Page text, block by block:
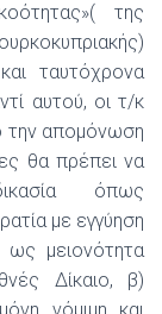
της
ταυτόχρονα
αυτού, οι τ/κ
την απομόνωση
θα πρέπει να
όπως
με εγγύηση
μειονότητα
Δίκαιο, β)